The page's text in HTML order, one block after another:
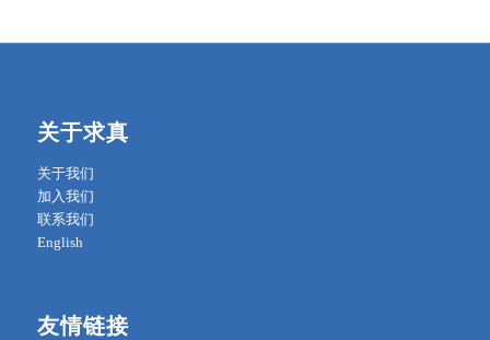
关于求真
关于我们
加入我们
联系我们
English
友情链接